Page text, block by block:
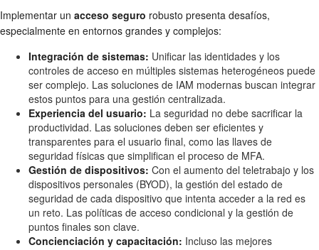
Implementar un acceso seguro robusto presenta desafíos,
especialmente en entornos grandes y complejos:
Integración de sistemas: Unificar las identidades y los
controles de acceso en múltiples sistemas heterogéneos puede
ser complejo. Las soluciones de IAM modernas buscan integrar
estos puntos para una gestión centralizada.
Experiencia del usuario: La seguridad no debe sacrificar la
productividad. Las soluciones deben ser eficientes y
transparentes para el usuario final, como las llaves de
seguridad físicas que simplifican el proceso de MFA.
Gestión de dispositivos: Con el aumento del teletrabajo y los
dispositivos personales (BYOD), la gestión del estado de
seguridad de cada dispositivo que intenta acceder a la red es
un reto. Las políticas de acceso condicional y la gestión de
puntos finales son clave.
Concienciación y capacitación: Incluso las mejores